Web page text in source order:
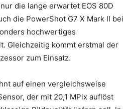
die lange erwartet EOS 80D
die PowerShot G7 X Mark II bei
hochwertiges
Gleichzeitig kommt erstmal der
zum Einsatz.
auf einen vergleichsweise
der mit 20,1 MPix auflöst